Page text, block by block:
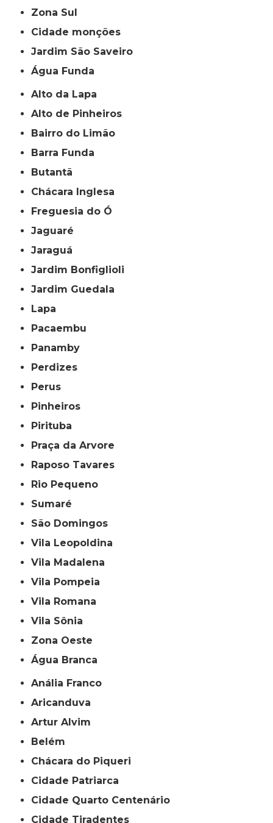
Zona Sul
cidade monções
jardim São Saveiro
Água Funda
Alto da Lapa
Alto de Pinheiros
Bairro do Limão
Barra Funda
Butantã
Chácara Inglesa
Freguesia do Ó
Jaguaré
Jaraguá
Jardim Bonfiglioli
Jardim Guedala
Lapa
Pacaembu
Panamby
Perdizes
Perus
Pinheiros
Pirituba
Praça da Arvore
Raposo Tavares
Rio Pequeno
Sumaré
São Domingos
Vila Leopoldina
Vila Madalena
Vila Pompeia
Vila Romana
Vila Sônia
Zona Oeste
Água Branca
Anália Franco
Aricanduva
Artur Alvim
Belém
Chácara do Piqueri
Cidade Patriarca
Cidade Quarto Centenário
Cidade Tiradentes